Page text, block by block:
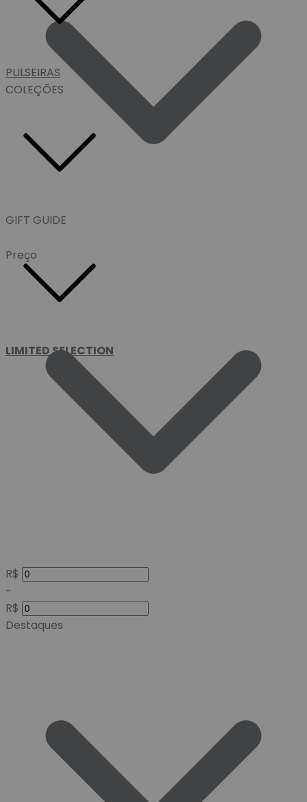
PULSEIRAS
COLEÇÕES
GIFT GUIDE
LIMITED SELECTION
Preço
R$
-
R$
Destaques